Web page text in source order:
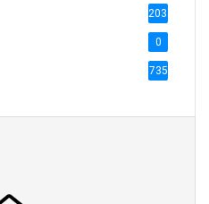
2035
0
735